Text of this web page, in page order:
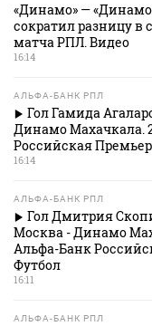
«Динамо» —
сократил разницу в
матча РПЛ. Видео
16:14
АЛЬФА-БАНК РПЛ
Гол Гамида
Динамо Махачкала.
Российская
16:14
АЛЬФА-БАНК РПЛ
Гол Дмитрия
Москва - Динамо
Альфа-Банк
Футбол
16:11
АЛЬФА-БАНК РПЛ